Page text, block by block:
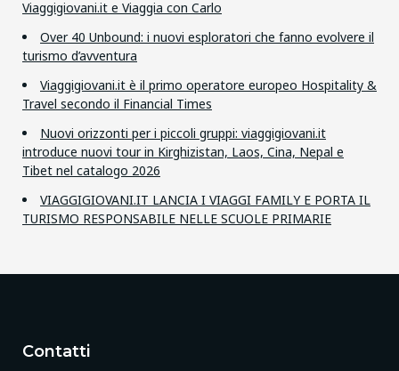
Viaggigiovani.it e Viaggia con Carlo
Over 40 Unbound: i nuovi esploratori che fanno evolvere il
turismo d’avventura
Viaggigiovani.it è il primo operatore europeo Hospitality &
Travel secondo il Financial Times
Nuovi orizzonti per i piccoli gruppi: viaggigiovani.it
introduce nuovi tour in Kirghizistan, Laos, Cina, Nepal e
Tibet nel catalogo 2026
VIAGGIGIOVANI.IT LANCIA I VIAGGI FAMILY E PORTA IL
TURISMO RESPONSABILE NELLE SCUOLE PRIMARIE
Contatti